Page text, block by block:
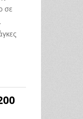
σε